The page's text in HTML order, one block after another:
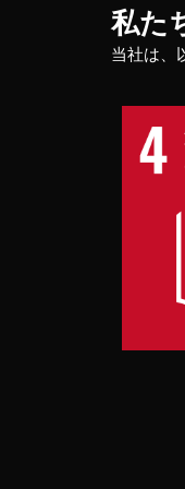
私た
当社は、